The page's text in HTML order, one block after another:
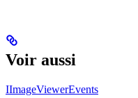
Voir aussi
IImageViewerEvents